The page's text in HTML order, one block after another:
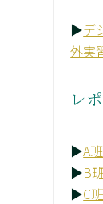
▶デ
外実
レ
▶A
▶B
▶C